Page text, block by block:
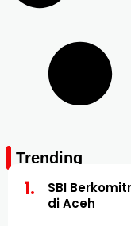
Trending
SBI
di Aceh